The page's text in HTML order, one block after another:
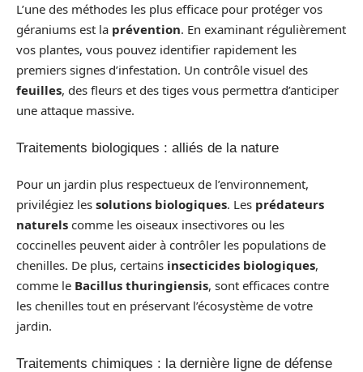
L’une des méthodes les plus efficace pour protéger vos
géraniums est la prévention. En examinant régulièrement
vos plantes, vous pouvez identifier rapidement les
premiers signes d’infestation. Un contrôle visuel des
feuilles, des fleurs et des tiges vous permettra d’anticiper
une attaque massive.
Traitements biologiques : alliés de la nature
Pour un jardin plus respectueux de l’environnement,
privilégiez les solutions biologiques. Les prédateurs
naturels comme les oiseaux insectivores ou les
coccinelles peuvent aider à contrôler les populations de
chenilles. De plus, certains insecticides biologiques,
comme le Bacillus thuringiensis, sont efficaces contre
les chenilles tout en préservant l’écosystème de votre
jardin.
Traitements chimiques : la dernière ligne de défense